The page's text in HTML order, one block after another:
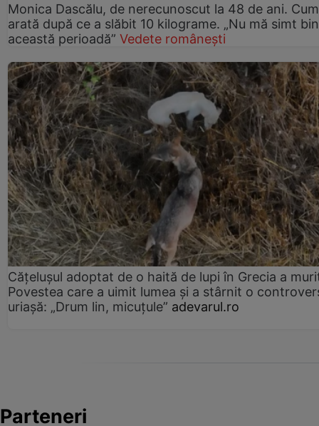
Monica Dascălu, de nerecunoscut la 48 de ani. Cum
arată după ce a slăbit 10 kilograme. „Nu mă simt
această perioadă” Vedete românești
Cățelușul adoptat de o haită de lupi în Grecia a
Povestea care a uimit lumea și a stârnit o
uriașă: „Drum lin, micuțule” adevarul.ro
Parteneri